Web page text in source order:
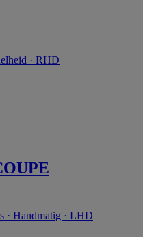
· RHD
· Handmatig · LHD